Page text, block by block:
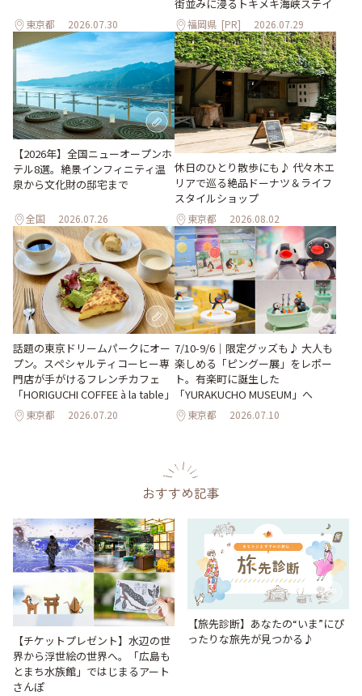
東京都 2026.07.30
街並みに浸るトキメキ海峡ステイ
福岡県 [PR] 2026.07.29
【2026年】全国ニューオープンホ
テル8選。絶景インフィニティ温
泉から文化財の邸宅まで
全国 2026.07.26
休日のひとり散歩にも♪ 代々木エ
リアで巡る絶品ドーナツ＆ライフ
スタイルショップ
東京都 2026.08.02
話題の東京ドリームパークにオー
プン。スペシャルティコーヒー専
門店が手がけるフレンチカフェ
「HORIGUCHI COFFEE à la table」
東京都 2026.07.20
7/10-9/6｜限定グッズも♪ 大人も
楽しめる「ピングー展」をレポー
ト。有楽町に誕生した
「YURAKUCHO MUSEUM」へ
東京都 2026.07.10
おすすめ記事
【チケットプレゼント】水辺の世
界から浮世絵の世界へ。「広島も
とまち水族館」ではじまるアート
さんぽ
【旅先診断】あなたの“いま”にぴ
ったりな旅先が見つかる♪